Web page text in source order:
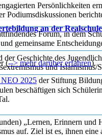
an der
(--> mehr darüber erfahren).
NEO 2025 der Stiftung
Persönlichkeiten
Podiumsdiskussionen
Forum, in dem
gemeinsame
Geschichte des
und Islamismus/
beschäftigen sich
„Lernen, Erinnern und
auf. Ziel ist es, ihnen